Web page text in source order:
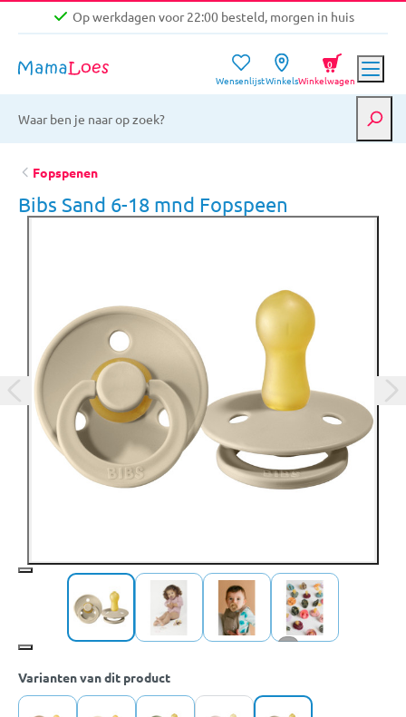
Op werkdagen voor 22:00 besteld, morgen in huis
Gratis verzending vanaf €39,-
Op werkdagen voor 22:00 besteld, morgen in huis
WensenlijstWinkelsWinkelwagen
0
Fopspenen
Bibs Sand 6-18 mnd Fopspeen
+1
Varianten van dit product